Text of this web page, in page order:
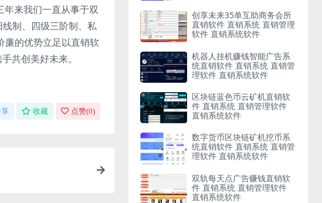
来我们一直从事于双
制、四级三阶制、私
廉的优势立足以直销软
共创美好未来。
收藏 点赞(0)
创享未来35单互助商务会所
直销软件 直销系统 直销管理
软件 直销系统软件
机器人挂机赚钱智能广告系
统直销软件 直销系统 直销管
理软件 直销系统软件
区块链蓝色币云矿机直销软
件 直销系统 直销管理软件
直销系统软件
数字货币区块链矿机挖币系
统直销软件 直销系统 直销管
理软件 直销系统软件
双轨每天点广告赚钱直销软
件 直销系统 直销管理软件
直销系统软件